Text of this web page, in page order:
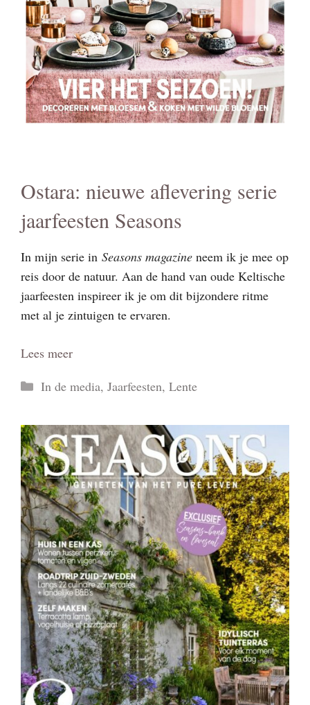
Ostara: nieuwe aflevering serie
jaarfeesten Seasons
In mijn serie in Seasons magazine neem ik je mee op
reis door de natuur. Aan de hand van oude Keltische
jaarfeesten inspireer ik je om dit bijzondere ritme
met al je zintuigen te ervaren.
Lees meer
Categorieën
In de media, Jaarfeesten, Lente